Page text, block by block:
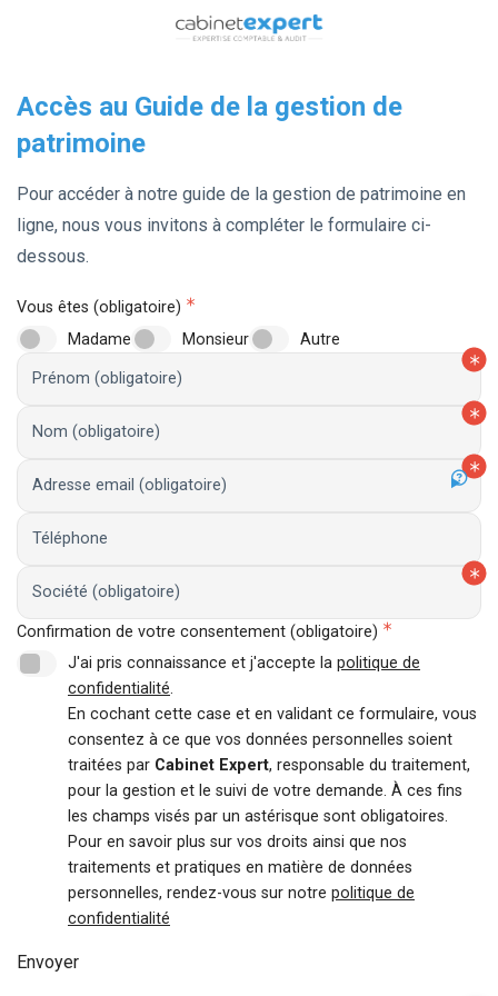
Accès au Guide de la gestion de
patrimoine
Pour accéder à notre guide de la gestion de patrimoine en
ligne, nous vous invitons à compléter le formulaire ci-
dessous.
Madame Monsieur Autre
Vous êtes (obligatoire)
Prénom (obligatoire)
Nom (obligatoire)
Adresse email (obligatoire)
Téléphone
Société (obligatoire)
J'ai pris connaissance et j'accepte la politique de
confidentialité.
En cochant cette case et en validant ce formulaire, vous
consentez à ce que vos données personnelles soient
traitées par Cabinet Expert, responsable du traitement,
pour la gestion et le suivi de votre demande. À ces fins
les champs visés par un astérisque sont obligatoires.
Pour en savoir plus sur vos droits ainsi que nos
traitements et pratiques en matière de données
personnelles, rendez-vous sur notre politique de
confidentialité
Confirmation de votre consentement (obligatoire)
Envoyer